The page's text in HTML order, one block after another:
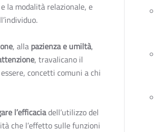
la modalità relazionale, e
, alla pazienza e umiltà,
, travalicano il
concetti comuni a chi
l’efficaciadell’utilizzo del
che l’effetto sulle funzioni